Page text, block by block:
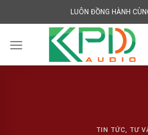
to
LUÔN ĐỒNG HÀNH
TIN TỨC, TƯ